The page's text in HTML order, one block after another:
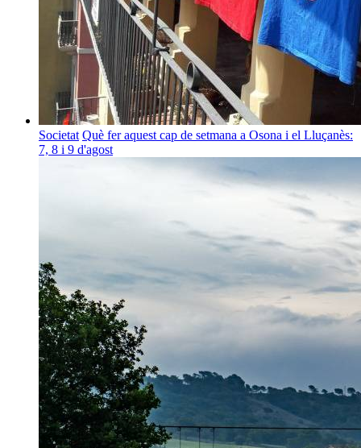
Societat Què fer aquest cap de setmana a Osona i el Lluçanès:
7, 8 i 9 d'agost